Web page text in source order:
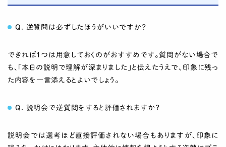
Q. 逆質問は必ずしたほうがいいですか？
できれば1つは用意しておくのがおすすめです。質問がない場合で
も、「本日の説明で理解が深まりました」と伝えたうえで、印象に残っ
た内容を一言添えるとよいでしょう。
Q. 説明会で逆質問をすると評価されますか？
説明会では選考ほど直接評価されない場合もありますが、印象に